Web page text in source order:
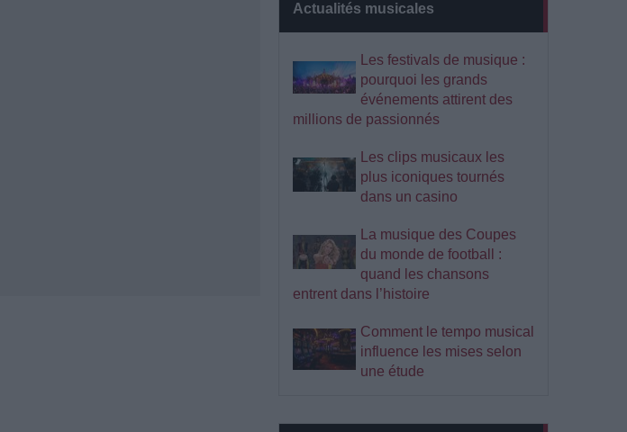
Actualités musicales
Les festivals de musique :
pourquoi les grands
événements attirent des
millions de passionnés
Les clips musicaux les
plus iconiques tournés
dans un casino
La musique des Coupes
du monde de football :
quand les chansons
entrent dans l’histoire
Comment le tempo musical
influence les mises selon
une étude